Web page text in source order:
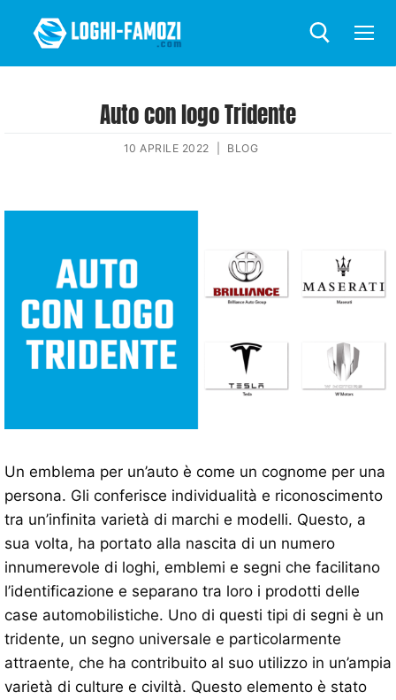
Auto con logo Tridente
10 APRILE 2022 BLOG
Un emblema per un’auto è come un cognome per una
persona. Gli conferisce individualità e riconoscimento
tra un’infinita varietà di marchi e modelli. Questo, a
sua volta, ha portato alla nascita di un numero
innumerevole di loghi, emblemi e segni che facilitano
l’identificazione e separano tra loro i prodotti delle
case automobilistiche. Uno di questi tipi di segni è un
tridente, un segno universale e particolarmente
attraente, che ha contribuito al suo utilizzo in un’ampia
varietà di culture e civiltà. Questo elemento è stato